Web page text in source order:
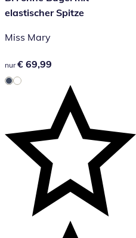
elastischer Spitze
Miss Mary
€ 69,99
nur € 69,99